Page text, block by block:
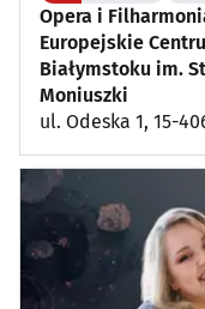
Opera i
Europejskie
Białymstoku im.
Moniuszki
ul. Odeska 1, 15-